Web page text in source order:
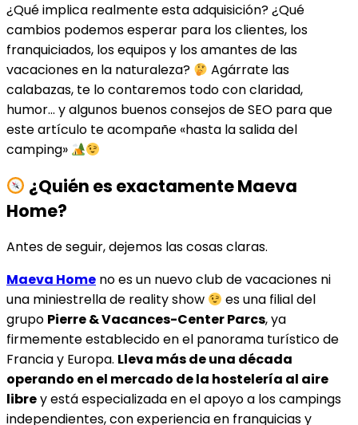
¿Qué implica realmente esta adquisición? ¿Qué
cambios podemos esperar para los clientes, los
franquiciados, los equipos y los amantes de las
vacaciones en la naturaleza?
Agárrate las
calabazas, te lo contaremos todo con claridad,
humor… y algunos buenos consejos de SEO para que
este artículo te acompañe «hasta la salida del
camping»
¿Quién es exactamente Maeva
Home?
Antes de seguir, dejemos las cosas claras.
Maeva Home no es un nuevo club de vacaciones ni
una miniestrella de reality show
es una filial del
grupo Pierre & Vacances-Center Parcs, ya
firmemente establecido en el panorama turístico de
Francia y Europa. Lleva más de una década
operando en el mercado de la hostelería al aire
librey está especializada en el apoyo a los campings
independientes, con experiencia en franquicias y